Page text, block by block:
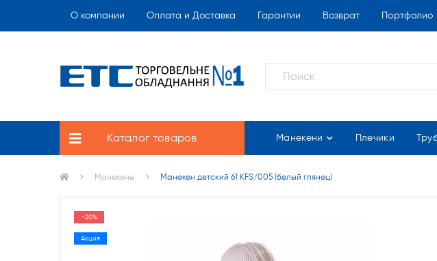
О компании Оплата и Доставка Гарантии Возврат Портфолио
Каталог товаров Манекени Плечики
Манекены Манекен детский 61 KFS/005 (белый глянец)
-20%
Акция